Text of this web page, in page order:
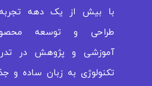
با بیش از یک دهه
طراحی و توسعه
آموزشی و پژوهش در
تکنولوژی به زبان ساده و